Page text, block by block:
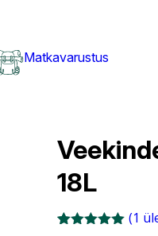
Matkavarustus
18L
(1